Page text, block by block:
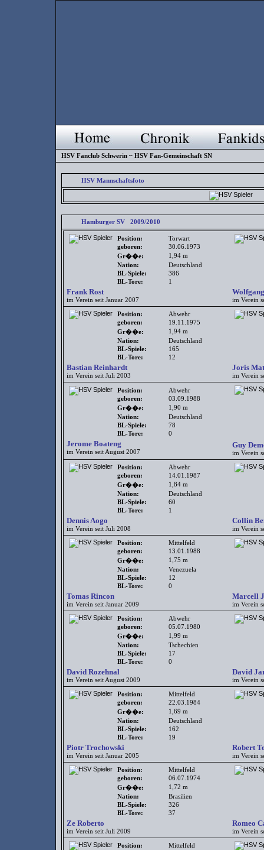
HSV Fanclub Schwerin ~ HSV Fan-Gemeinschaft SN
HSV Mannschaftsfoto
Hamburger SV 2009/2010
Position:
Torwart
geboren:
30.06.1973
Gr��e:
1,94 m
Nation:
Deutschland
BL-Spiele:
386
BL-Tore:
1
Frank Rost
im Verein seit Januar 2007 im Verein
Position:
Abwehr
geboren:
19.11.1975
Gr��e:
1,94 m
Nation:
Deutschland
BL-Spiele:
165
BL-Tore:
12
Bastian Reinhardt
im Verein seit Juli 2003
Joris
im Verein
Position:
Abwehr
geboren:
03.09.1988
Gr��e:
1,90 m
Nation:
Deutschland
BL-Spiele:
78
BL-Tore:
0
Jerome Boateng
im Verein seit August 2007
Guy
im Verein
Position:
Abwehr
geboren:
14.01.1987
Gr��e:
1,84 m
Nation:
Deutschland
BL-Spiele:
60
BL-Tore:
1
Dennis Aogo
im Verein seit Juli 2008
Collin
im Verein
Position:
Mittelfeld
geboren:
13.01.1988
Gr��e:
1,75 m
Nation:
Venezuela
BL-Spiele:
12
BL-Tore:
0
Tomas Rincon
im Verein seit Januar 2009
Marcell
im Verein
Position:
Abwehr
geboren:
05.07.1980
Gr��e:
1,99 m
Nation:
Tschechien
BL-Spiele:
17
BL-Tore:
0
David Rozehnal
im Verein seit August 2009
David
im Verein
Position:
Mittelfeld
geboren:
22.03.1984
Gr��e:
1,69 m
Nation:
Deutschland
BL-Spiele:
162
BL-Tore:
19
Piotr Trochowski
im Verein seit Januar 2005
Robert
im Verein
Position:
Mittelfeld
geboren:
06.07.1974
Gr��e:
1,72 m
Nation:
Brasilien
BL-Spiele:
326
BL-Tore:
37
Ze Roberto
im Verein seit Juli 2009
Romeo
im Verein
Position:
Mittelfeld